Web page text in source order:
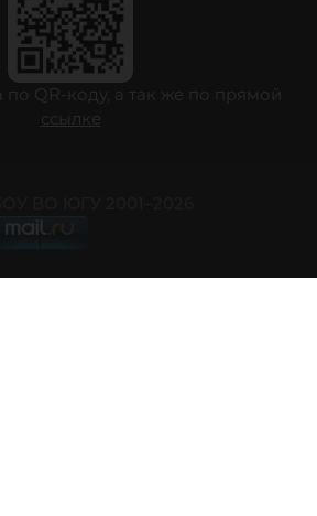
по QR-коду, а так же по прямой
ссылке